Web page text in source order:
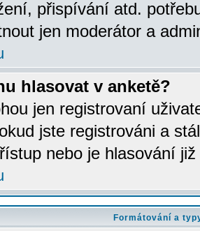
přispívání atd.
jen moderátor a
hlasovat v anketě?
jen registrovaní
jste registrováni a
nebo je hlasování
Formátování a